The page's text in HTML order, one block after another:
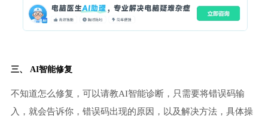
三、 AI智能修复
不知道怎么修复，可以请教AI智能诊断，只需要将错误码输
入，就会告诉你，错误码出现的原因，以及解决方法，具体操